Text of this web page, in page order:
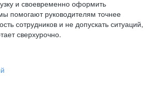
и своевременно оформить
помогают руководителям точнее
сотрудников и не допускать ситуаций,
сверхурочно.